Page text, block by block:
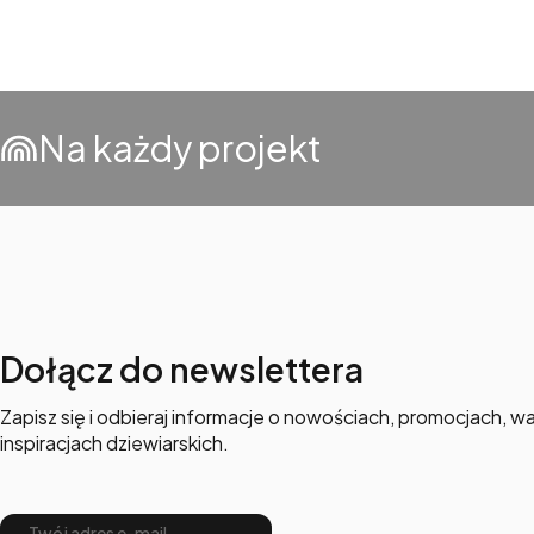
Na każdy projekt
Dołącz do newslettera
Zapisz się i odbieraj informacje o nowościach, promocjach,
inspiracjach dziewiarskich.